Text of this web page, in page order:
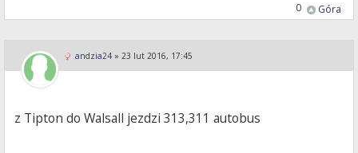
Góra
0
andzia24 » 23 lut 2016, 17:45
z Tipton do Walsall jezdzi 313,311 autobus